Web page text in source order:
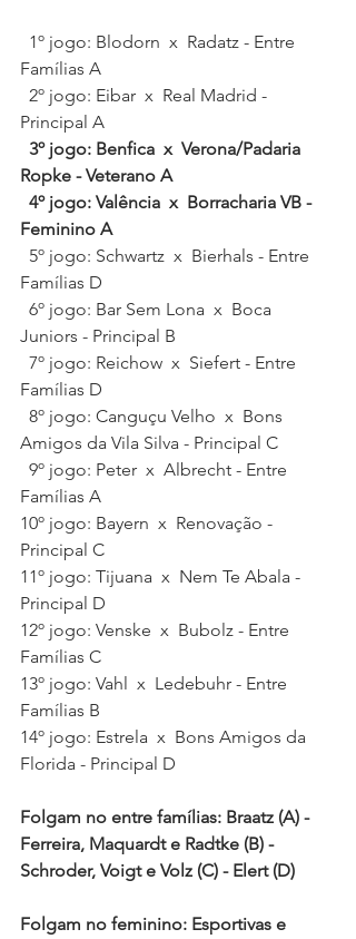
Famílias A
Principal A
Ropke - Veterano A
Feminino A
Famílias D
Juniors - Principal B
7º jogo: Reichow  x  Siefert - Entre
Famílias D
Amigos da Vila Silva - Principal C
Famílias A
10º jogo: Bayern  x  Renovação -
Principal C
11º jogo: Tijuana  x  Nem Te Abala -
Principal D
12º jogo: Venske  x  Bubolz - Entre
Famílias C
13º jogo: Vahl  x  Ledebuhr - Entre
Famílias B
14º jogo: Estrela  x  Bons Amigos da
Florida - Principal D
Folgam no entre famílias: Braatz (A) -
Ferreira, Maquardt e Radtke (B) -
Schroder, Voigt e Volz (C) - Elert (D)
Folgam no feminino: Esportivas e